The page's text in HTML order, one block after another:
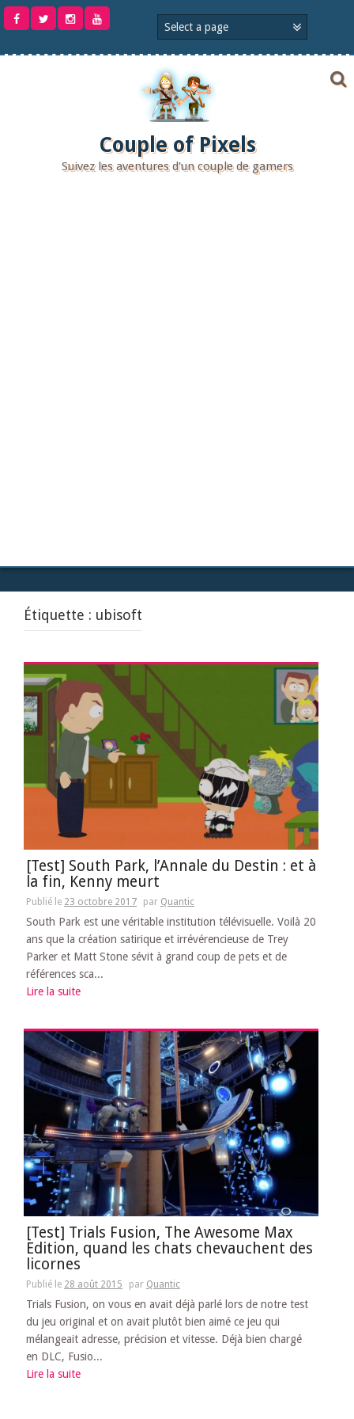
Aller
Couple of Pixels
Suivez les aventures d'un couple de gamers
Étiquette : ubisoft
[Test] South Park, l’Annale du Destin : et à
la fin, Kenny meurt
Publié le 23 octobre 2017 par Quantic
South Park est une véritable institution télévisuelle. Voilà 20
ans que la création satirique et irrévérencieuse de Trey
Parker et Matt Stone sévit à grand coup de pets et de
références sca...
Lire la suite
[Test] Trials Fusion, The Awesome Max
Edition, quand les chats chevauchent des
licornes
Publié le 28 août 2015 par Quantic
Trials Fusion, on vous en avait déjà parlé lors de notre test
du jeu original et on avait plutôt bien aimé ce jeu qui
mélangeait adresse, précision et vitesse. Déjà bien chargé
en DLC, Fusio...
Lire la suite